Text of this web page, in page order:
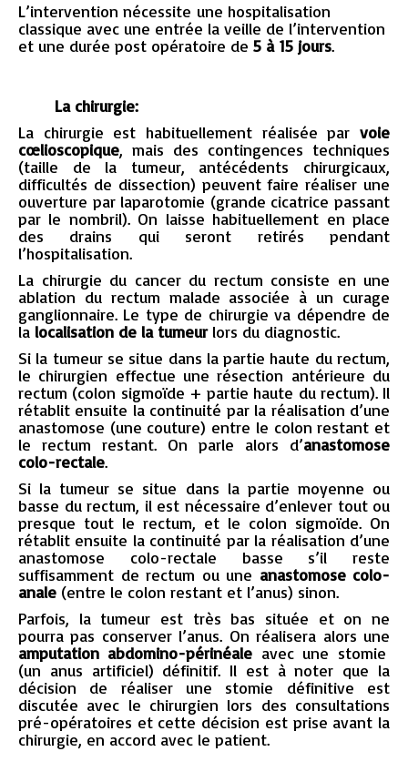
L’intervention nécessite une hospitalisation
classique avec une entrée la veille de l’intervention
et une durée post opératoire de 5 à 15 jours.
La chirurgie:
La chirurgie est habituellement réalisée par voie
cœlioscopique, mais des contingences techniques
(taille de la tumeur, antécédents chirurgicaux,
difficultés de dissection) peuvent faire réaliser une
ouverture par laparotomie (grande cicatrice passant
par le nombril). On laisse habituellement en place
des drains qui seront retirés pendant
l’hospitalisation.
La chirurgie du cancer du rectum consiste en une
ablation du rectum malade associée à un curage
ganglionnaire. Le type de chirurgie va dépendre de
la localisation de la tumeurlors du diagnostic.
Si la tumeur se situe dans la partie haute du rectum,
le chirurgien effectue une résection antérieure du
rectum (colon sigmoïde + partie haute du rectum). Il
rétablit ensuite la continuité par la réalisation d’une
anastomose (une couture) entre le colon restant et
le rectum restant. On parle alors d’anastomose
colo-rectale.
Si la tumeur se situe dans la partie moyenne ou
basse du rectum, il est nécessaire d’enlever tout ou
presque tout le rectum, et le colon sigmoïde. On
rétablit ensuite la continuité par la réalisation d’une
anastomose colo-rectale basse s’il reste
suffisamment de rectum ou une anastomose colo-
anale (entre le colon restant et l’anus) sinon.
Parfois, la tumeur est très bas située et on ne
pourra pas conserver l’anus. On réalisera alors une
amputation abdomino-périnéale avec une stomie
(un anus artificiel) définitif. Il est à noter que la
décision de réaliser une stomie définitive est
discutée avec le chirurgien lors des consultations
pré-opératoires et cette décision est prise avant la
chirurgie, en accord avec le patient.